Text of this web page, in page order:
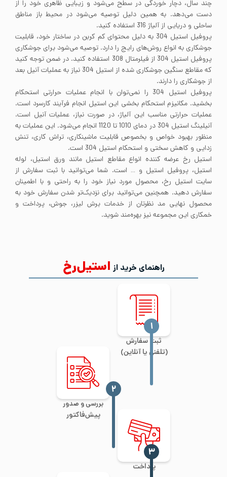
چند سال، دچار خوردگی در سطح می‌شود و زیبایی ظاهری خود را از
دست می‌دهد. به همین دلیل توصیه می‌شود در محیط باز مناطق
ساحلی و دریایی از آلیاژ 316 استفاده کنید.
پروفیل استیل 304 به دلیل محتوای کم کربن در ساختار خود، قابلیت
جوشکاری به انواع روش‌های رایج را دارد. توصیه می‌شود برای جوشکاری
پروفیل استیل 304 از فیلرمتال 308 استفاده کنید. در ضمن توجه کنید
که مقاطع سنگین جوشکاری شده از استیل 304 نیاز به عملیات آنیل بعد
از جوشکاری را دارند.
پروفیل استیل 304 را نمی‌توان با انجام عملیات حرارتی استحکام
بخشید. مکانیزم استحکام بخشی این استیل انجام فرآیند کارسرد است.
عملیات حرارتی مناسب این آلیاژ، در صورت نیاز، عملیات آنیل است.
آنیلینگ استیل 304 در دمای 1010 تا 1120 انجام می‌شود. این عملیات به
منظور بهبود خواص و بخصوص قابلیت ماشینکاری، تراش کاری، تنش
زدایی و کاهش سختی و استحکام استیل 304 است.
استیل رخ عرضه کننده انواع مقاطع استیل مانند ورق استیل، لوله
استیل، پروفیل استیل و … است. شما می‌توانید با ثبت سفارش از
سایت استیل رخ، محصول مورد نیاز خود را به راحتی و با اطمینان
سفارش دهید. همچنین می‌توانید برای نزدیک‌تر شدن سفارش خود به
محصول نهایی مد نظرتان از خدمات برش لیزر، جوش، پرداخت و
خمکاری این مجموعه نیز بهره‌مند شوید.
راهنمای خرید از استیل‌رخ
ثبت سفارش
(تلفنی یا آنلاین)
‍۱
بررسی و صدور
پیش‌فاکتور
‍۲
پرداخت
‍۳